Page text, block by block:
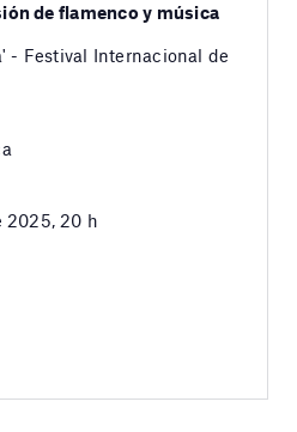
de flamenco y música
- Festival Internacional de
2025, 20 h